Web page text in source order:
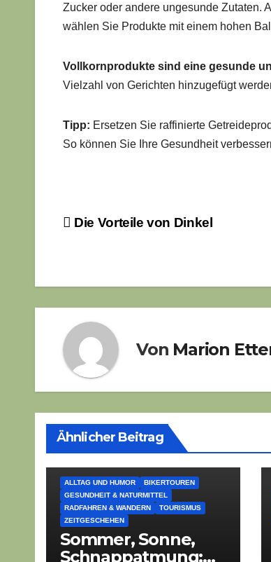
Zucker oder andere ungesunde Zutaten.
wählen Sie Produkte mit einem hohen
Vollkornprodukte sind eine gesunde
Vielzahl von Gerichten hinzugefügt
Tipp: Ersetzen Sie raffinierte
So können Sie Ihre Gesundheit
Beitragsnavigation
Die Vorteile von Dinkel
Von Marion
Ähnlicher Beitrag
ALLTAG UND HUMOR
BIKERTOUREN
GESUNDHEIT & NATURMITTEL
RADFAHREN & WANDERN
TOURISMUS
ZEITGESCHEHEN
Sommer, Sonne,
Schnappatmung: